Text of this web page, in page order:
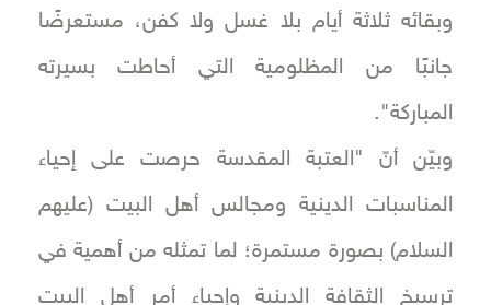
وبقائه ثلاثة أيام بلا غسل ولا كفن، مستعرضًا
جانبًا من المظلومية التي أحاطت بسيرته
المباركة".
وبيّن أنّ "العتبة المقدسة حرصت على إحياء
المناسبات الدينية ومجالس أهل البيت (عليهم
السلام) بصورة مستمرة؛ لما تمثله من أهمية في
ترسيخ الثقافة الدينية وإحياء أمر أهل البيت